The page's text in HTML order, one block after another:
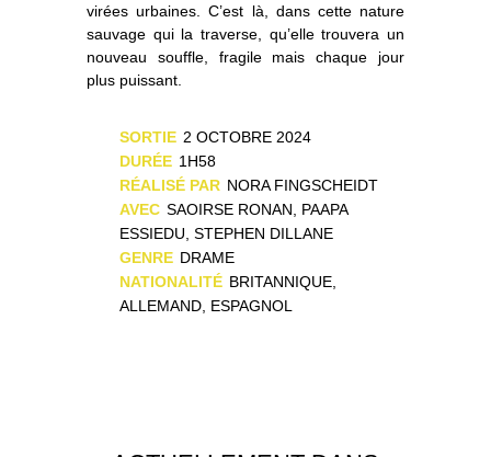
virées urbaines. C’est là, dans cette nature
sauvage qui la traverse, qu’elle trouvera un
nouveau souffle, fragile mais chaque jour
plus puissant.
SORTIE 2 OCTOBRE 2024
DURÉE 1H58
RÉALISÉ PAR NORA FINGSCHEIDT
AVEC SAOIRSE RONAN, PAAPA
ESSIEDU, STEPHEN DILLANE
GENRE DRAME
NATIONALITÉ BRITANNIQUE,
ALLEMAND, ESPAGNOL